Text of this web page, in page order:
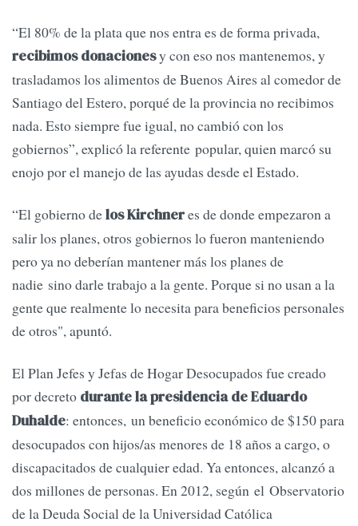
“El 80% de la plata que nos entra es de forma privada,
recibimos donacionesy con eso nos mantenemos, y
trasladamos los alimentos de Buenos Aires al comedor de
Santiago del Estero, porqué de la provincia no recibimos
nada. Esto siempre fue igual, no cambió con los
gobiernos”, explicó la referente popular, quien marcó su
enojo por el manejo de las ayudas desde el Estado.
“El gobierno delos Kirchneres de donde empezaron a
salir los planes, otros gobiernos lo fueron manteniendo
pero ya no deberían mantener más los planes de
nadie sino darle trabajo a la gente. Porque si no usan a la
gente que realmente lo necesita para beneficios personales
de otros", apuntó.
El Plan Jefes y Jefas de Hogar Desocupados fue creado
por decreto durante la presidencia de Eduardo
Duhalde: entonces, un beneficio económico de $150 para
desocupados con hijos/as menores de 18 años a cargo, o
discapacitados de cualquier edad. Ya entonces, alcanzó a
dos millones de personas. En 2012, según el Observatorio
de la Deuda Social de la Universidad Católica